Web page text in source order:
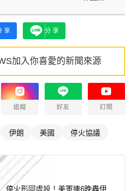
享 分享
加入你喜愛的新聞來源
追蹤 好友 訂閱
伊朗 美國 停火協議
停火形同虛設！美軍連6晚轟伊